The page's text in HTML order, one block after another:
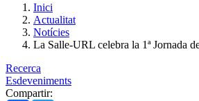
Inici
Actualitat
Notícies
La Salle-URL celebra la 1ª Jornada
Recerca
Esdeveniments
Compartir: